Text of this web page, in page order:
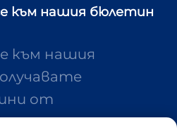
към нашия бюлетин
към нашия
от
и